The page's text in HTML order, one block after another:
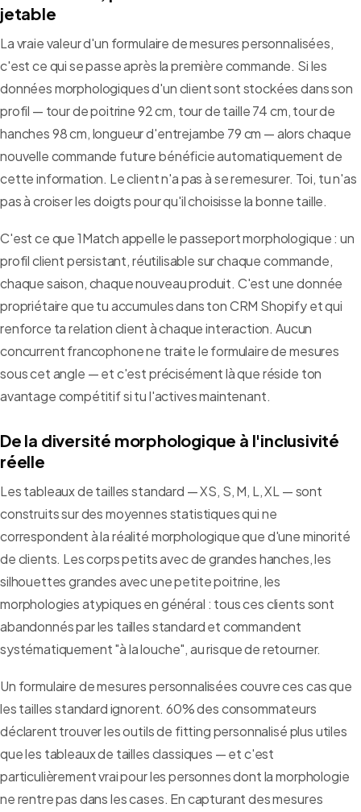
jetable
La vraie valeur d'un formulaire de mesures personnalisées,
c'est ce qui se passe après la première commande. Si les
données morphologiques d'un client sont stockées dans son
profil — tour de poitrine 92 cm, tour de taille 74 cm, tour de
hanches 98 cm, longueur d'entrejambe 79 cm — alors chaque
nouvelle commande future bénéficie automatiquement de
cette information. Le client n'a pas à se remesurer. Toi, tu n'as
pas à croiser les doigts pour qu'il choisisse la bonne taille.
C'est ce que 1Match appelle le passeport morphologique : un
profil client persistant, réutilisable sur chaque commande,
chaque saison, chaque nouveau produit. C'est une donnée
propriétaire que tu accumules dans ton CRM Shopify et qui
renforce ta relation client à chaque interaction. Aucun
concurrent francophone ne traite le formulaire de mesures
sous cet angle — et c'est précisément là que réside ton
avantage compétitif si tu l'actives maintenant.
De la diversité morphologique à l'inclusivité
réelle
Les tableaux de tailles standard — XS, S, M, L, XL — sont
construits sur des moyennes statistiques qui ne
correspondent à la réalité morphologique que d'une minorité
de clients. Les corps petits avec de grandes hanches, les
silhouettes grandes avec une petite poitrine, les
morphologies atypiques en général : tous ces clients sont
abandonnés par les tailles standard et commandent
systématiquement "à la louche", au risque de retourner.
Un formulaire de mesures personnalisées couvre ces cas que
les tailles standard ignorent. 60% des consommateurs
déclarent trouver les outils de fitting personnalisé plus utiles
que les tableaux de tailles classiques — et c'est
particulièrement vrai pour les personnes dont la morphologie
ne rentre pas dans les cases. En capturant des mesures